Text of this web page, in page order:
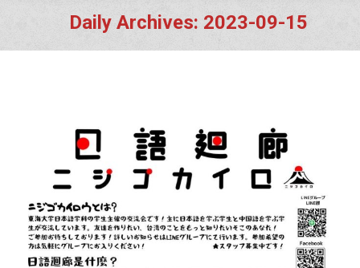
Daily Archives: 2023-09-15
You are here: